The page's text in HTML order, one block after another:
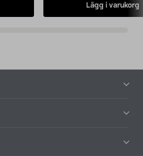
Lägg i varukorg